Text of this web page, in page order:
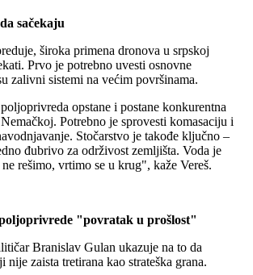
sačekaju
široka primena dronova u srpskoj
Prvo je potrebno uvesti osnovne
zalivni sistemi na većim površinama.
opstane i postane konkurentna
Potrebno je sprovesti komasaciju i
Stočarstvo je takođe ključno –
đubrivo za održivost zemljišta. Voda je
rešimo, vrtimo se u krug", kaže Vereš.
"povratak u prošlost"
Branislav Gulan ukazuje na to da
zaista tretirana kao strateška grana.